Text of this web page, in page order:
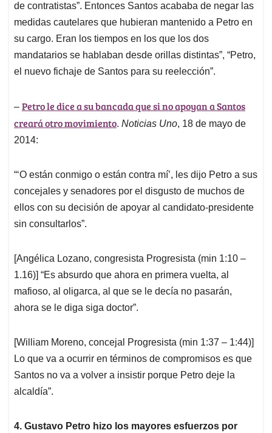
de contratistas”. Entonces Santos acababa de negar las
medidas cautelares que hubieran mantenido a Petro en
su cargo. Eran los tiempos en los que los dos
mandatarios se hablaban desde orillas distintas”, “Petro,
el nuevo fichaje de Santos para su reelección”.
– Petro le dice a su bancada que si no apoyan a Santos
creará otro movimiento. Noticias Uno, 18 de mayo de
2014:
“‘O están conmigo o están contra mí’, les dijo Petro a sus
concejales y senadores por el disgusto de muchos de
ellos con su decisión de apoyar al candidato-presidente
sin consultarlos”.
[Angélica Lozano, congresista Progresista (min 1:10 –
1.16)] “Es absurdo que ahora en primera vuelta, al
mafioso, al oligarca, al que se le decía no pasarán,
ahora se le diga siga doctor”.
[William Moreno, concejal Progresista (min 1:37 – 1:44)]
Lo que va a ocurrir en términos de compromisos es que
Santos no va a volver a insistir porque Petro deje la
alcaldía”.
4. Gustavo Petro hizo los mayores esfuerzos por